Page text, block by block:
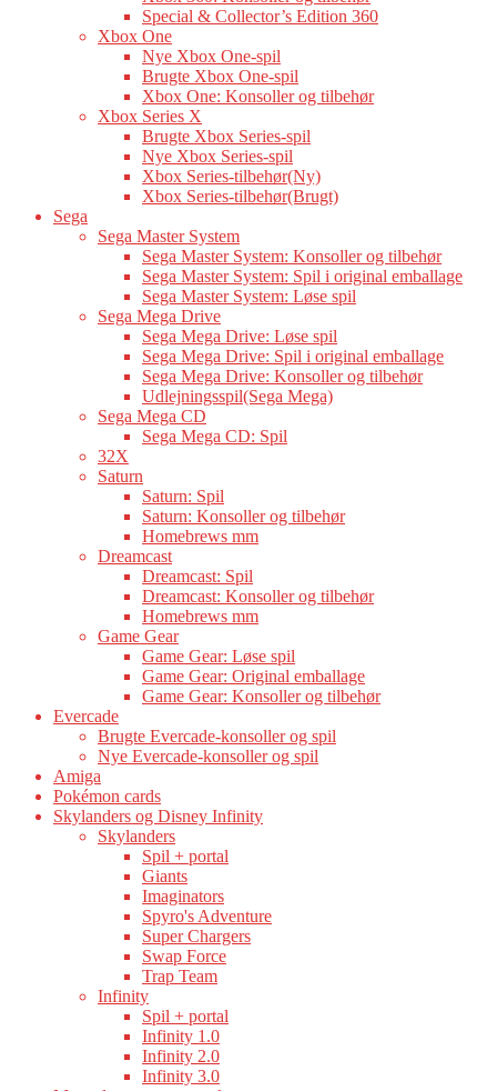
Special & Collector’s Edition 360
Xbox One
Nye Xbox One-spil
Brugte Xbox One-spil
Xbox One: Konsoller og tilbehør
Xbox Series X
Brugte Xbox Series-spil
Nye Xbox Series-spil
Xbox Series-tilbehør(Ny)
Xbox Series-tilbehør(Brugt)
Sega
Sega Master System
Sega Master System: Konsoller og tilbehør
Sega Master System: Spil i original emballage
Sega Master System: Løse spil
Sega Mega Drive
Sega Mega Drive: Løse spil
Sega Mega Drive: Spil i original emballage
Sega Mega Drive: Konsoller og tilbehør
Udlejningsspil(Sega Mega)
Sega Mega CD
Sega Mega CD: Spil
32X
Saturn
Saturn: Spil
Saturn: Konsoller og tilbehør
Homebrews mm
Dreamcast
Dreamcast: Spil
Dreamcast: Konsoller og tilbehør
Homebrews mm
Game Gear
Game Gear: Løse spil
Game Gear: Original emballage
Game Gear: Konsoller og tilbehør
Evercade
Brugte Evercade-konsoller og spil
Nye Evercade-konsoller og spil
Amiga
Pokémon cards
Skylanders og Disney Infinity
Skylanders
Spil + portal
Giants
Imaginators
Spyro's Adventure
Super Chargers
Swap Force
Trap Team
Infinity
Spil + portal
Infinity 1.0
Infinity 2.0
Infinity 3.0